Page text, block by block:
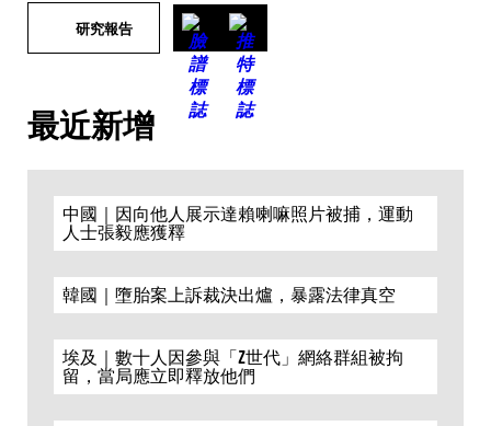
研究報告
最近新增
中國｜因向他人展示達賴喇嘛照片被捕，運動
人士張毅應獲釋
韓國｜墮胎案上訴裁決出爐，暴露法律真空
埃及｜數十人因參與「Z世代」網絡群組被拘
留，當局應立即釋放他們